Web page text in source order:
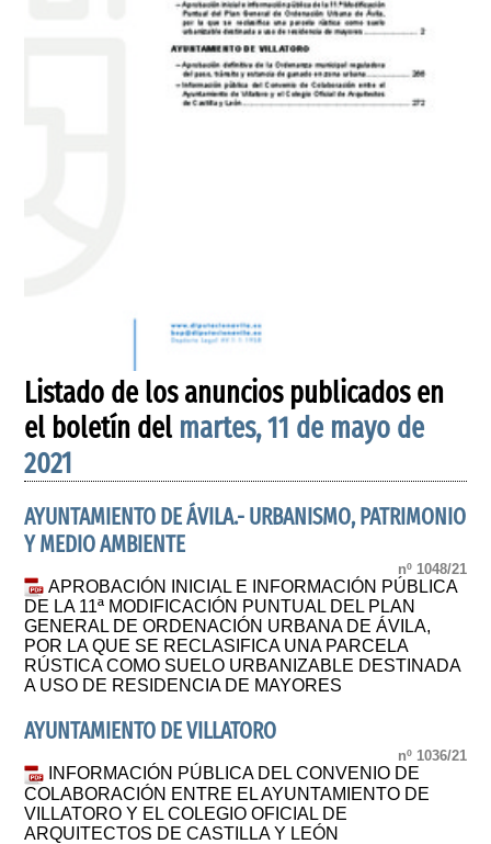
Listado de los anuncios publicados en
el boletín del martes, 11 de mayo de
2021
AYUNTAMIENTO DE ÁVILA.- URBANISMO, PATRIMONIO
Y MEDIO AMBIENTE
nº 1048/21
APROBACIÓN INICIAL E INFORMACIÓN PÚBLICA
DE LA 11ª MODIFICACIÓN PUNTUAL DEL PLAN
GENERAL DE ORDENACIÓN URBANA DE ÁVILA,
POR LA QUE SE RECLASIFICA UNA PARCELA
RÚSTICA COMO SUELO URBANIZABLE DESTINADA
A USO DE RESIDENCIA DE MAYORES
AYUNTAMIENTO DE VILLATORO
nº 1036/21
INFORMACIÓN PÚBLICA DEL CONVENIO DE
COLABORACIÓN ENTRE EL AYUNTAMIENTO DE
VILLATORO Y EL COLEGIO OFICIAL DE
ARQUITECTOS DE CASTILLA Y LEÓN